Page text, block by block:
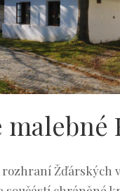
malebné
rozhraní Žďárských